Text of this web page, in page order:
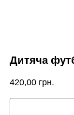
Дитяча
420,00 грн.